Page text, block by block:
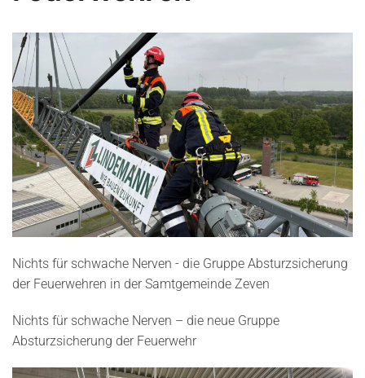
Nichts für schwache Nerven - die Gruppe Absturzsicherung
der Feuerwehren in der Samtgemeinde Zeven
Nichts für schwache Nerven – die neue Gruppe
Absturzsicherung der Feuerwehr